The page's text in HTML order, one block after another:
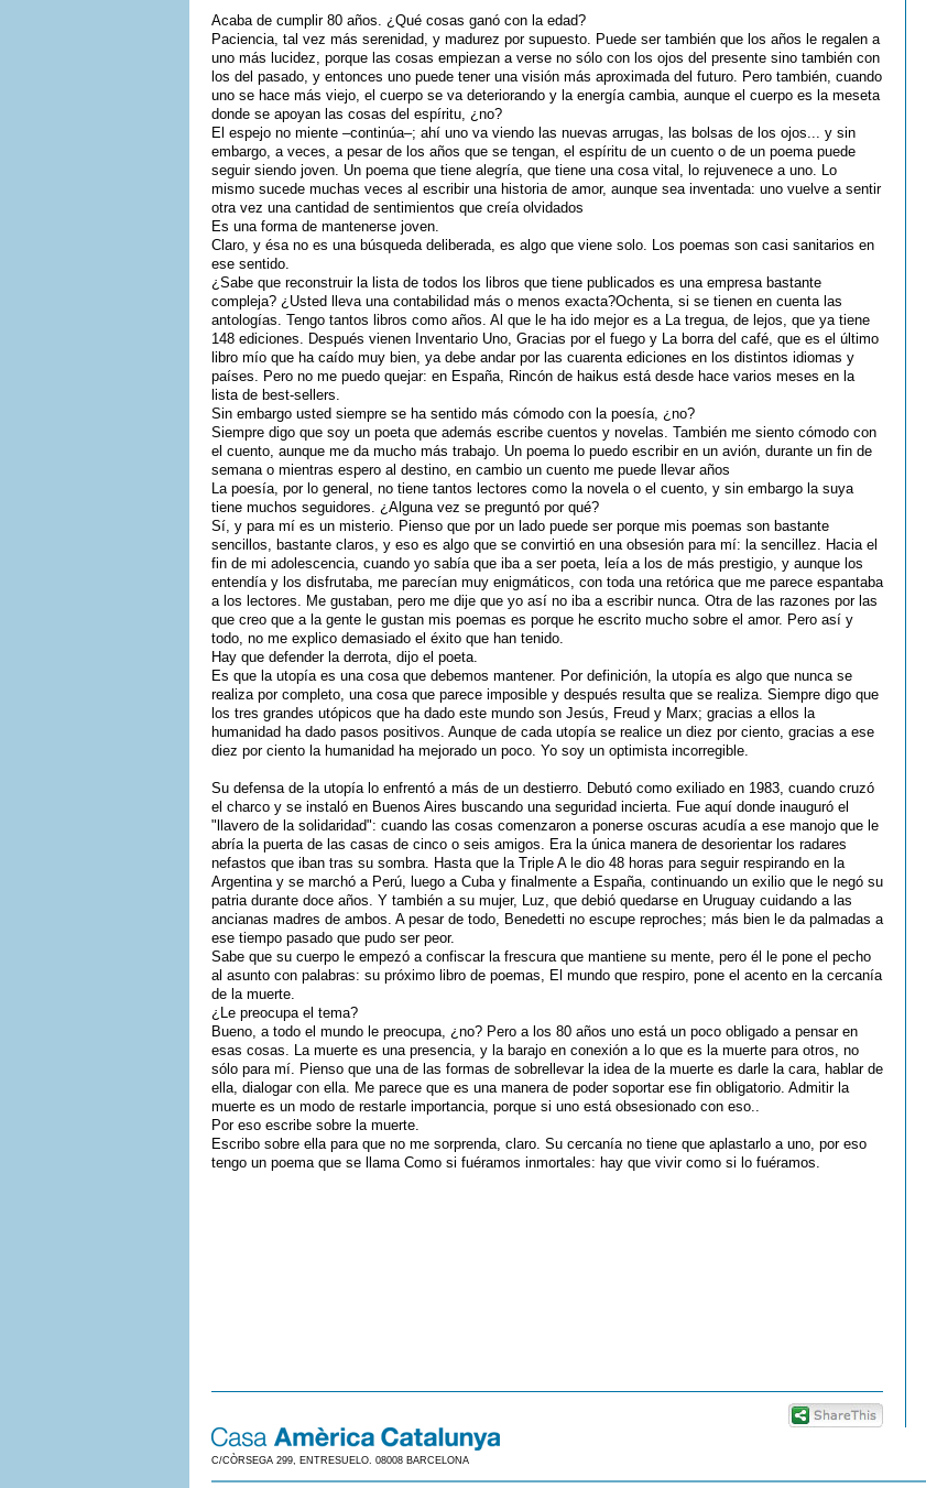
Acaba de cumplir 80 años. ¿Qué cosas ganó con la edad?
Paciencia, tal vez más serenidad, y madurez por supuesto. Puede ser también que los años le regalen a
uno más lucidez, porque las cosas empiezan a verse no sólo con los ojos del presente sino también con
los del pasado, y entonces uno puede tener una visión más aproximada del futuro. Pero también, cuando
uno se hace más viejo, el cuerpo se va deteriorando y la energía cambia, aunque el cuerpo es la meseta
donde se apoyan las cosas del espíritu, ¿no?
El espejo no miente –continúa–; ahí uno va viendo las nuevas arrugas, las bolsas de los ojos... y sin
embargo, a veces, a pesar de los años que se tengan, el espíritu de un cuento o de un poema puede
seguir siendo joven. Un poema que tiene alegría, que tiene una cosa vital, lo rejuvenece a uno. Lo
mismo sucede muchas veces al escribir una historia de amor, aunque sea inventada: uno vuelve a sentir
otra vez una cantidad de sentimientos que creía olvidados
Es una forma de mantenerse joven.
Claro, y ésa no es una búsqueda deliberada, es algo que viene solo. Los poemas son casi sanitarios en
ese sentido.
¿Sabe que reconstruir la lista de todos los libros que tiene publicados es una empresa bastante
compleja? ¿Usted lleva una contabilidad más o menos exacta?Ochenta, si se tienen en cuenta las
antologías. Tengo tantos libros como años. Al que le ha ido mejor es a La tregua, de lejos, que ya tiene
148 ediciones. Después vienen Inventario Uno, Gracias por el fuego y La borra del café, que es el último
libro mío que ha caído muy bien, ya debe andar por las cuarenta ediciones en los distintos idiomas y
países. Pero no me puedo quejar: en España, Rincón de haikus está desde hace varios meses en la
lista de best-sellers.
Sin embargo usted siempre se ha sentido más cómodo con la poesía, ¿no?
Siempre digo que soy un poeta que además escribe cuentos y novelas. También me siento cómodo con
el cuento, aunque me da mucho más trabajo. Un poema lo puedo escribir en un avión, durante un fin de
semana o mientras espero al destino, en cambio un cuento me puede llevar años
La poesía, por lo general, no tiene tantos lectores como la novela o el cuento, y sin embargo la suya
tiene muchos seguidores. ¿Alguna vez se preguntó por qué?
Sí, y para mí es un misterio. Pienso que por un lado puede ser porque mis poemas son bastante
sencillos, bastante claros, y eso es algo que se convirtió en una obsesión para mí: la sencillez. Hacia el
fin de mi adolescencia, cuando yo sabía que iba a ser poeta, leía a los de más prestigio, y aunque los
entendía y los disfrutaba, me parecían muy enigmáticos, con toda una retórica que me parece espantaba
a los lectores. Me gustaban, pero me dije que yo así no iba a escribir nunca. Otra de las razones por las
que creo que a la gente le gustan mis poemas es porque he escrito mucho sobre el amor. Pero así y
todo, no me explico demasiado el éxito que han tenido.
Hay que defender la derrota, dijo el poeta.
Es que la utopía es una cosa que debemos mantener. Por definición, la utopía es algo que nunca se
realiza por completo, una cosa que parece imposible y después resulta que se realiza. Siempre digo que
los tres grandes utópicos que ha dado este mundo son Jesús, Freud y Marx; gracias a ellos la
humanidad ha dado pasos positivos. Aunque de cada utopía se realice un diez por ciento, gracias a ese
diez por ciento la humanidad ha mejorado un poco. Yo soy un optimista incorregible.
Su defensa de la utopía lo enfrentó a más de un destierro. Debutó como exiliado en 1983, cuando cruzó
el charco y se instaló en Buenos Aires buscando una seguridad incierta. Fue aquí donde inauguró el
"llavero de la solidaridad": cuando las cosas comenzaron a ponerse oscuras acudía a ese manojo que le
abría la puerta de las casas de cinco o seis amigos. Era la única manera de desorientar los radares
nefastos que iban tras su sombra. Hasta que la Triple A le dio 48 horas para seguir respirando en la
Argentina y se marchó a Perú, luego a Cuba y finalmente a España, continuando un exilio que le negó su
patria durante doce años. Y también a su mujer, Luz, que debió quedarse en Uruguay cuidando a las
ancianas madres de ambos. A pesar de todo, Benedetti no escupe reproches; más bien le da palmadas a
ese tiempo pasado que pudo ser peor.
Sabe que su cuerpo le empezó a confiscar la frescura que mantiene su mente, pero él le pone el pecho
al asunto con palabras: su próximo libro de poemas, El mundo que respiro, pone el acento en la cercanía
de la muerte.
¿Le preocupa el tema?
Bueno, a todo el mundo le preocupa, ¿no? Pero a los 80 años uno está un poco obligado a pensar en
esas cosas. La muerte es una presencia, y la barajo en conexión a lo que es la muerte para otros, no
sólo para mí. Pienso que una de las formas de sobrellevar la idea de la muerte es darle la cara, hablar de
ella, dialogar con ella. Me parece que es una manera de poder soportar ese fin obligatorio. Admitir la
muerte es un modo de restarle importancia, porque si uno está obsesionado con eso..
Por eso escribe sobre la muerte.
Escribo sobre ella para que no me sorprenda, claro. Su cercanía no tiene que aplastarlo a uno, por eso
tengo un poema que se llama Como si fuéramos inmortales: hay que vivir como si lo fuéramos.
C/CÒRSEGA 299, ENTRESUELO. 08008 BARCELONA